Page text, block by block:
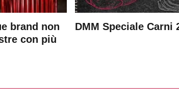
brand non
con più
DMM Speciale Carni